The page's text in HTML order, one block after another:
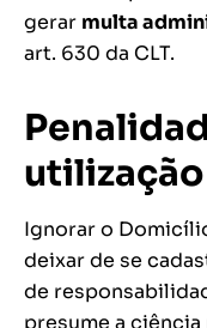
gerar multa
art. 630 da CLT.
utilização
Ignorar o
deixar de se
de
presume a ciência